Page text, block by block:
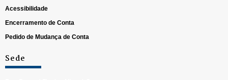
Acessibilidade
Encerramento de Conta
Pedido de Mudança de Conta
Sede